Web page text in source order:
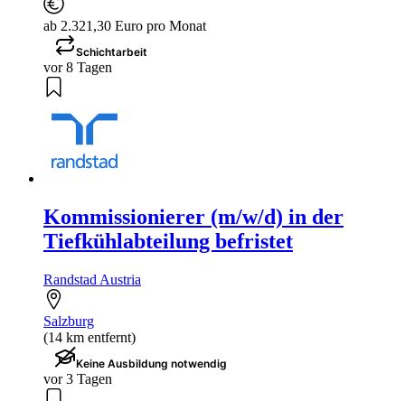
ab 2.321,30 Euro pro Monat
Schichtarbeit
vor 8 Tagen
Kommissionierer (m/w/d) in der
Tiefkühlabteilung befristet
Randstad Austria
Salzburg
(14 km entfernt)
Keine Ausbildung notwendig
vor 3 Tagen